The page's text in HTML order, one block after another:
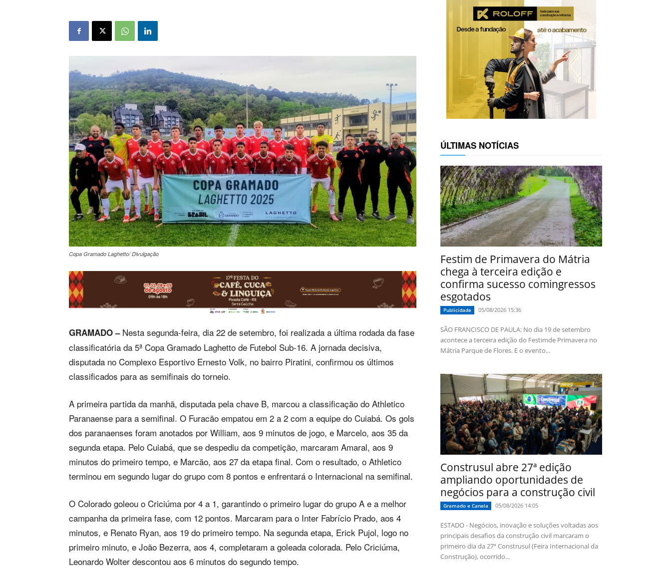
Copa Gramado Laghetto/ Divulgação
GRAMADO –Nesta segunda-feira, dia 22 de setembro, foi realizada a última rodada da fase
classificatória da 5ª Copa Gramado Laghetto de Futebol Sub-16. A jornada decisiva,
disputada no Complexo Esportivo Ernesto Volk, no bairro Piratini, confirmou os últimos
classificados para as semifinais do torneio.
A primeira partida da manhã, disputada pela chave B, marcou a classificação do Athletico
Paranaense para a semifinal. O Furacão empatou em 2 a 2 com a equipe do Cuiabá. Os gols
dos paranaenses foram anotados por William, aos 9 minutos de jogo, e Marcelo, aos 35 da
segunda etapa. Pelo Cuiabá, que se despediu da competição, marcaram Amaral, aos 9
minutos do primeiro tempo, e Marcão, aos 27 da etapa final. Com o resultado, o Athletico
terminou em segundo lugar do grupo com 8 pontos e enfrentará o Internacional na semifinal.
O Colorado goleou o Criciúma por 4 a 1, garantindo o primeiro lugar do grupo A e a melhor
campanha da primeira fase, com 12 pontos. Marcaram para o Inter Fabrício Prado, aos 4
minutos, e Renato Ryan, aos 19 do primeiro tempo. Na segunda etapa, Erick Pujol, logo no
primeiro minuto, e João Bezerra, aos 4, completaram a goleada colorada. Pelo Criciúma,
Leonardo Wolter descontou aos 6 minutos do segundo tempo.
ÚLTIMAS NOTÍCIAS
Festim de Primavera do Mátria
chega à terceira edição e
confirma sucesso comingressos
esgotados
Publicidade 05/08/2026 15:36
SÃO FRANCISCO DE PAULA: No dia 19 de setembro
acontece a terceira edição do Festimde Primavera no
Mátria Parque de Flores. E o evento...
Construsul abre 27ª edição
ampliando oportunidades de
negócios para a construção civil
Gramado e Canela 05/08/2026 14:05
ESTADO - Negócios, inovação e soluções voltadas aos
principais desafios da construção civil marcaram o
primeiro dia da 27ª Construsul (Feira Internacional da
Construção), ocorrido...